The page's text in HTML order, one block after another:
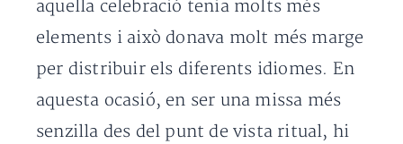
aquella celebració tenia molts més
elements i això donava molt més marge
per distribuir els diferents idiomes. En
aquesta ocasió, en ser una missa més
senzilla des del punt de vista ritual, hi